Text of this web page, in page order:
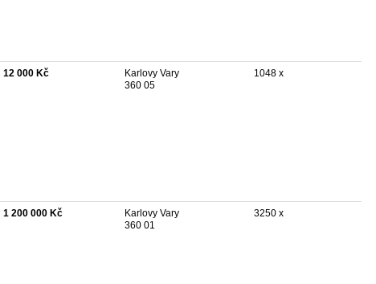
12 000 Kč
Karlovy Vary
360 05
1048 x
1 200 000 Kč
Karlovy Vary
360 01
3250 x